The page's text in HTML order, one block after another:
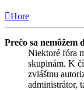
Hore
Prečo sa nemôžem
Niektoré fóra
skupinám. K
zvláštnu
administrátor,